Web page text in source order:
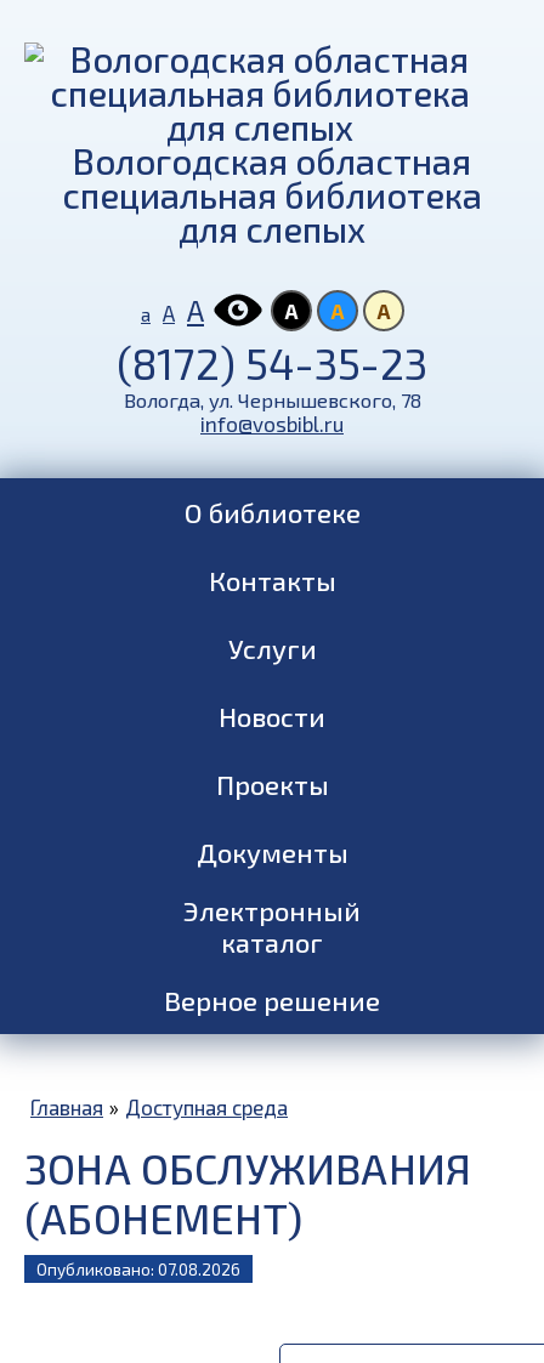
Вологодская областная
специальная библиотека
для слепых
а А А А А А
(8172) 54-35-23
Вологда, ул. Чернышевского, 78
info@vosbibl.ru
О библиотеке
Контакты
Услуги
Новости
Проекты
Документы
Электронный
каталог
Верное решение
Главная » Доступная среда
ЗОНА ОБСЛУЖИВАНИЯ
(АБОНЕМЕНТ)
Опубликовано: 07.08.2026